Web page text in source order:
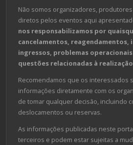
Não somos organizadores,
diretos pelos eventos aqui
nos responsabilizamos por
cancelamentos,
ingressos, problemas
questões relacionadas à
Recomendamos que os interessados
informações diretamente com os
de tomar qualquer decisão, incluindo
deslocamentos ou reservas.
As informações publicadas neste
terceiros e podem estar sujeitas a